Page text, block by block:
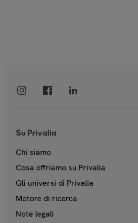
Su Privalia
Chi siamo
Cosa offriamo su Privalia
Gli universi di Privalia
Motore di ricerca
Note legali